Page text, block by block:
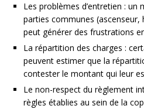
Les problèmes d’entretien : un
parties communes (ascenseur,
peut générer des frustrations
La répartition des charges :
peuvent estimer que la
contester le montant qui leur
Le non-respect du règlement
règles établies au sein de la